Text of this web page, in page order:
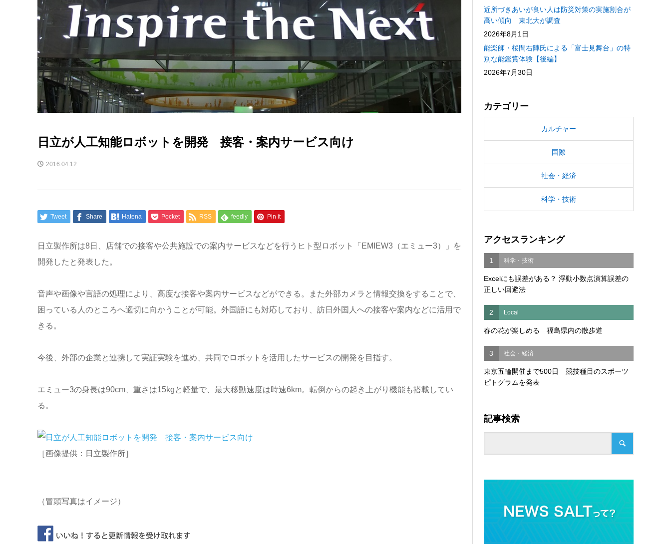
日立が人工知能ロボットを開発 接客・案内サービス向け
2016.04.12
Tweet Share Hatena Pocket RSS feedly Pin it
日立製作所は8日、店舗での接客や公共施設での案内サービスなどを行うヒト型ロボット「EMIEW3（エミュー3）」を
開発したと発表した。
音声や画像や言語の処理により、高度な接客や案内サービスなどができる。また外部カメラと情報交換をすることで、
困っている人のところへ適切に向かうことが可能。外国語にも対応しており、訪日外国人への接客や案内などに活用で
きる。
今後、外部の企業と連携して実証実験を進め、共同でロボットを活用したサービスの開発を目指す。
エミュー3の身長は90cm、重さは15kgと軽量で、最大移動速度は時速6km。転倒からの起き上がり機能も搭載してい
る。
［画像提供：日立製作所］
（冒頭写真はイメージ）
近所づきあいが良い人は防災対策の実施割合が
高い傾向 東北大が調査
2026年8月1日
能楽師・桜間右陣氏による「富士見舞台」の特
別な能鑑賞体験【後編】
2026年7月30日
カテゴリー
カルチャー
国際
社会・経済
科学・技術
アクセスランキング
1 科学・技術
Excelにも誤差がある？ 浮動小数点演算誤差の
正しい回避法
2 Local
春の花が楽しめる 福島県内の散歩道
3 社会・経済
東京五輪開催まで500日 競技種目のスポーツ
ピトグラムを発表
記事検索